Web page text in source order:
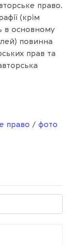
право.
(крім
в основному
повинна
прав та
право / фото